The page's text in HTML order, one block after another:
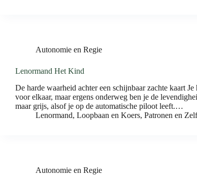
Autonomie en Regie
Lenormand Het Kind
De harde waarheid achter een schijnbaar zachte kaart
voor elkaar, maar ergens onderweg ben je de
maar grijs, alsof je op de automatische piloot leeft.…
Lenormand, Loopbaan en Koers, Patronen en
Autonomie en Regie